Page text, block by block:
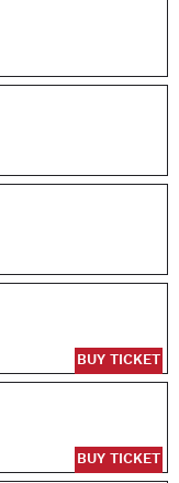
BUY TICKET
BUY TICKET